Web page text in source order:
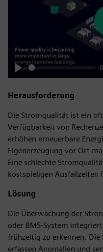
Play
Herausforderung
Die Stromqualität ist ein
Verfügbarkeit von
erhöhen erneuerbare
Eigenerzeugung vor Ort
Eine schlechte
kostspieligen Ausfallzeiten
Lösung
Die Überwachung der
oder BMS-System
frühzeitig zu erkennen.
erfassen Anomalien und